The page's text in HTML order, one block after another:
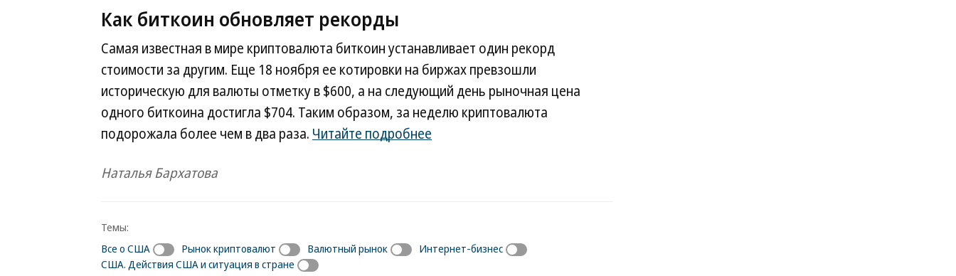
Как биткоин обновляет рекорды
Самая известная в мире криптовалюта биткоин устанавливает один рекорд
стоимости за другим. Еще 18 ноября ее котировки на биржах превзошли
историческую для валюты отметку в $600, а на следующий день рыночная цена
одного биткоина достигла $704. Таким образом, за неделю криптовалюта
подорожала более чем в два раза. Читайте подробнее
Наталья Бархатова
Темы:
Все о США
Рынок криптовалют Валютный рынок
Интернет-бизнес
США. Действия США и ситуация в стране